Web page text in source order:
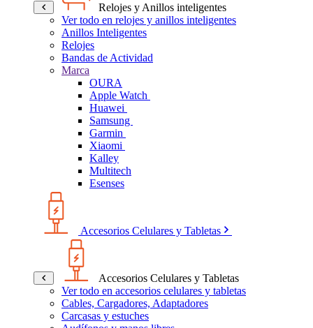
Relojes y Anillos inteligentes
Ver todo en relojes y anillos inteligentes
Anillos Inteligentes
Relojes
Bandas de Actividad
Marca
OURA
Apple Watch
Huawei
Samsung
Garmin
Xiaomi
Kalley
Multitech
Esenses
Accesorios Celulares y Tabletas
Accesorios Celulares y Tabletas
Ver todo en accesorios celulares y tabletas
Cables, Cargadores, Adaptadores
Carcasas y estuches